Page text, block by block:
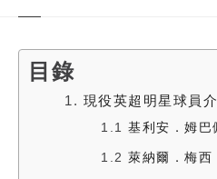
目錄
1. 現役英超明星球員
1.1 基利安．姆巴
1.2 萊納爾．梅西